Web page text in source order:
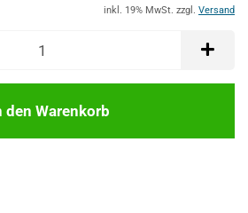
inkl. 19% MwSt. zzgl. Versand
den Warenkorb